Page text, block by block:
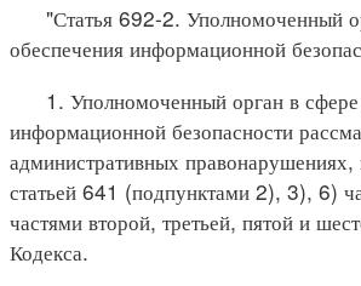
"Статья 692-2. Уполномоченный
обеспечения информационной
1. Уполномоченный орган в сфере
информационной безопасности
административных
статьей 641 (подпунктами 2), 3), 6)
частями второй, третьей, пятой и
Кодекса.